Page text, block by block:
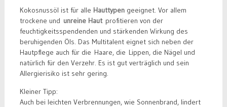
Kokosnussöl ist für alle Hauttypengeeignet. Vor allem
trockene und unreine Hautprofitieren von der
feuchtigkeitsspendenden und stärkenden Wirkung des
beruhigenden Öls. Das Multitalent eignet sich neben der
Hautpflege auch für die Haare, die Lippen, die Nägel und
natürlich für den Verzehr. Es ist gut verträglich und sein
Allergierisiko ist sehr gering.
Kleiner Tipp:
Auch bei leichten Verbrennungen, wie Sonnenbrand, lindert